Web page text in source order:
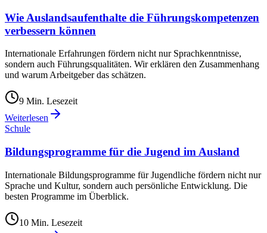
Wie Auslandsaufenthalte die Führungskompetenzen
verbessern können
Internationale Erfahrungen fördern nicht nur Sprachkenntnisse,
sondern auch Führungsqualitäten. Wir erklären den Zusammenhang
und warum Arbeitgeber das schätzen.
9 Min. Lesezeit
Weiterlesen
Schule
Bildungsprogramme für die Jugend im Ausland
Internationale Bildungsprogramme für Jugendliche fördern nicht nur
Sprache und Kultur, sondern auch persönliche Entwicklung. Die
besten Programme im Überblick.
10 Min. Lesezeit